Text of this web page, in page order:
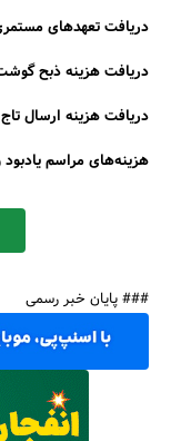
دریافت تعهدهای
دریافت هزینه ذبح
دریافت هزینه ارسال
هزینه‌های مراسم
### پایان خبر رسمی